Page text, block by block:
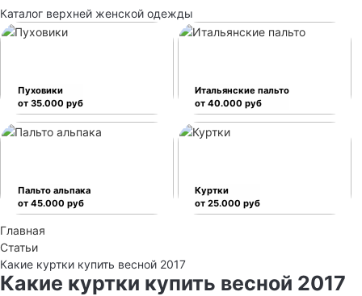
Каталог верхней женской одежды
Пуховики
от 35.000 руб
Итальянские пальто
от 40.000 руб
Пальто альпака
от 45.000 руб
Куртки
от 25.000 руб
Главная
Статьи
Какие куртки купить весной 2017
Какие куртки купить весной 2017